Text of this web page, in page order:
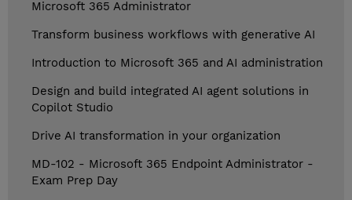
Microsoft 365 Administrator
Transform business workflows with generative AI
Introduction to Microsoft 365 and AI administration
Design and build integrated AI agent solutions in
Copilot Studio
Drive AI transformation in your organization
MD-102 - Microsoft 365 Endpoint Administrator -
Exam Prep Day